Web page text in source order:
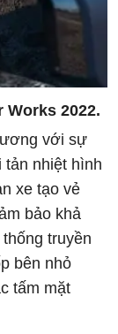
2022.
với sự
nhiệt hình
xe tạo vẻ
bảo khả
truyền
bên nhỏ
tấm mặt